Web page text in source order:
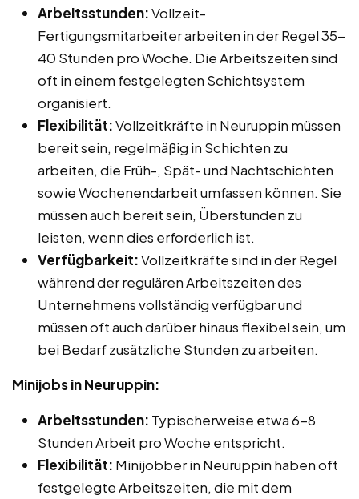
Arbeitsstunden:Vollzeit-
Fertigungsmitarbeiter arbeiten in der Regel 35-
40 Stunden pro Woche. Die Arbeitszeiten sind
oft in einem festgelegten Schichtsystem
organisiert.
Flexibilität:Vollzeitkräfte in Neuruppin müssen
bereit sein, regelmäßig in Schichten zu
arbeiten, die Früh-, Spät- und Nachtschichten
sowie Wochenendarbeit umfassen können. Sie
müssen auch bereit sein, Überstunden zu
leisten, wenn dies erforderlich ist.
Verfügbarkeit:Vollzeitkräfte sind in der Regel
während der regulären Arbeitszeiten des
Unternehmens vollständig verfügbar und
müssen oft auch darüber hinaus flexibel sein, um
bei Bedarf zusätzliche Stunden zu arbeiten.
Minijobs in Neuruppin:
Arbeitsstunden: Typischerweise etwa 6-8
Stunden Arbeit pro Woche entspricht.
Flexibilität: Minijobber in Neuruppin haben oft
festgelegte Arbeitszeiten, die mit dem